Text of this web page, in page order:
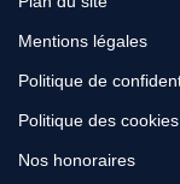
Mentions légales
Politique de
Politique des cookies
Nos honoraires